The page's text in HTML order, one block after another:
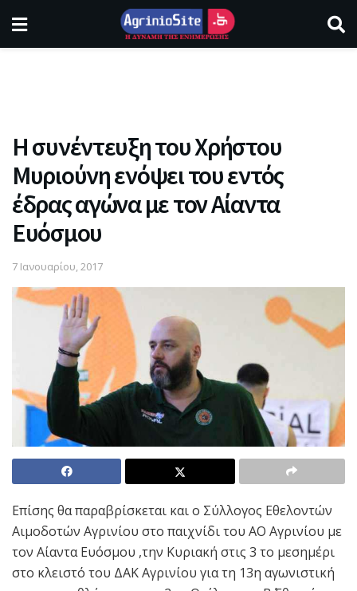
Η συνέντευξη του Χρήστου
Μυριούνη ενόψει του εντός
έδρας αγώνα με τον Αίαντα
Ευόσμου
7 Ιανουαρίου, 2017
Επίσης θα παραβρίσκεται και ο Σύλλογος Εθελοντών
Αιμοδοτών Αγρινίου στο παιχνίδι τoυ ΑΟ Αγρινίου με
τον Αίαντα Ευόσμου ,την Κυριακή στις 3 το μεσημέρι
στο κλειστό του ΔΑΚ Αγρινίου για τη 13η αγωνιστική